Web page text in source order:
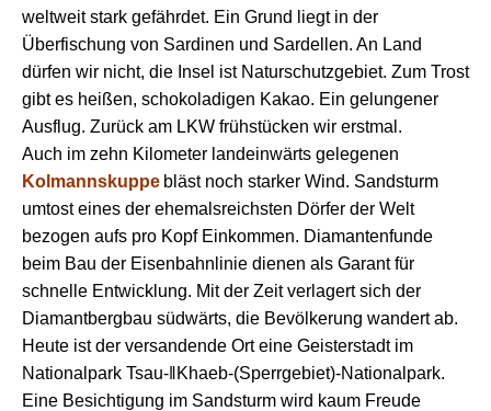
weltweit stark gefährdet. Ein Grund
liegt in der
Überfischung von Sardinen und Sardellen. An Land
dürfen wir nicht, die Insel ist Naturschutzgebiet. Zum Trost
gibt es heißen, schokoladigen Kakao. Ein gelungener
Ausflug. Zurück am LKW frühstücken wir erstmal.
Auch im zehn Kilometer landeinwärts gelegenen
Kolmannskuppe bläst noch starker Wind. Sandsturm
umtosteines der ehemalsreichsten Dörfer der Welt
bezogen aufs pro Kopf Einkommen. Diamantenfunde
beim Bau der Eisenbahnlinie dienen als Garant für
schnelle Entwicklung. Mit der Zeit verlagert sich der
Diamantbergbau südwärts, die Bevölkerung wandert ab.
Heute istder versandende Ort eine Geisterstadt im
Nationalpark Tsau-ǁKhaeb-(Sperrgebiet)-Nationalpark.
Eine Besichtigung im Sandsturm wird kaum Freude